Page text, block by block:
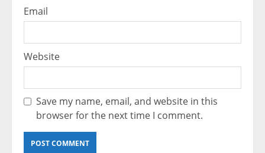
Email
Website
Save my name, email, and website in this
browser for the next time I comment.